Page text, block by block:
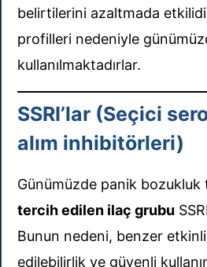
belirtilerini azaltmada
profilleri nedeniyle
kullanılmaktadırlar.
SSRI’lar (Seçici
alım inhibitörleri)
Günümüzde panik bozukluk
tercih edilen ilaç grubu
Bunun nedeni, benzer
edilebilirlik ve güvenli